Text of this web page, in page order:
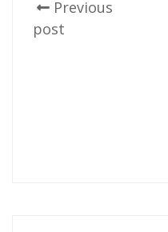
Previous
post